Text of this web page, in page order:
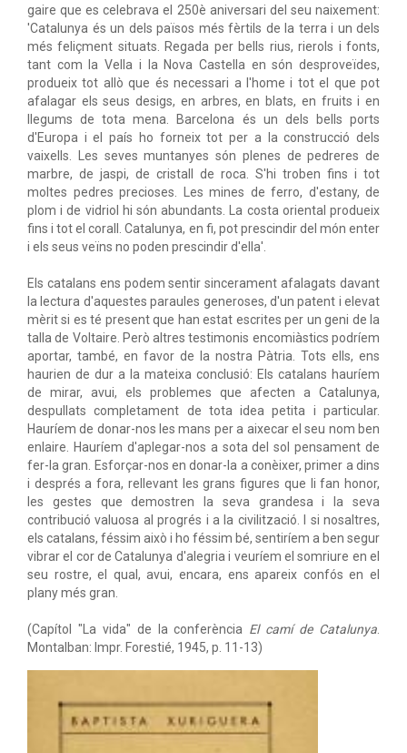
gaire que es celebrava el 250è aniversari del seu naixement:
'Catalunya és un dels països més fèrtils de la terra i un dels
més feliçment situats. Regada per bells rius, rierols i fonts,
tant com la Vella i la Nova Castella en són desproveïdes,
produeix tot allò que és necessari a l'home i tot el que pot
afalagar els seus desigs, en arbres, en blats, en fruits i en
llegums de tota mena. Barcelona és un dels bells ports
d'Europa i el país ho forneix tot per a la construcció dels
vaixells. Les seves muntanyes són plenes de pedreres de
marbre, de jaspi, de cristall de roca. S'hi troben fins i tot
moltes pedres precioses. Les mines de ferro, d'estany, de
plom i de vidriol hi són abundants. La costa oriental produeix
fins i tot el corall. Catalunya, en fi, pot prescindir del món enter
i els seus veïns no poden prescindir d'ella'.
Els catalans ens podem sentir sincerament afalagats davant
la lectura d'aquestes paraules generoses, d'un patent i elevat
mèrit si es té present que han estat escrites per un geni de la
talla de Voltaire. Però altres testimonis encomiàstics podríem
aportar, també, en favor de la nostra Pàtria. Tots ells, ens
haurien de dur a la mateixa conclusió: Els catalans hauríem
de mirar, avui, els problemes que afecten a Catalunya,
despullats completament de tota idea petita i particular.
Hauríem de donar-nos les mans per a aixecar el seu nom ben
enlaire. Hauríem d'aplegar-nos a sota del sol pensament de
fer-la gran. Esforçar-nos en donar-la a conèixer, primer a dins
i després a fora, rellevant les grans figures que li fan honor,
les gestes que demostren la seva grandesa i la seva
contribució valuosa al progrés i a la civilització. I si nosaltres,
els catalans, féssim això i ho féssim bé, sentiríem a ben segur
vibrar el cor de Catalunya d'alegria i veuríem el somriure en el
seu rostre, el qual, avui, encara, ens apareix confós en el
plany més gran.
(Capítol "La vida" de la conferència El camí de Catalunya
Montalban: Impr. Forestié, 1945, p. 11-13)